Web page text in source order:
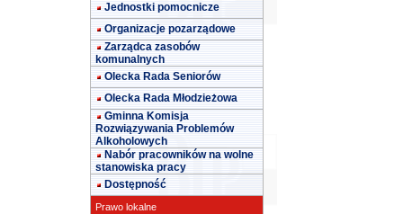
Jednostki pomocnicze
Organizacje pozarządowe
Zarządca zasobów
komunalnych
Olecka Rada Seniorów
Olecka Rada Młodzieżowa
Gminna Komisja
Rozwiązywania Problemów
Alkoholowych
Nabór pracowników na wolne
stanowiska pracy
Dostępność
Prawo lokalne